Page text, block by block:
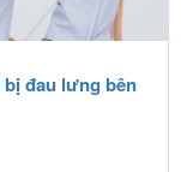
đau lưng bên